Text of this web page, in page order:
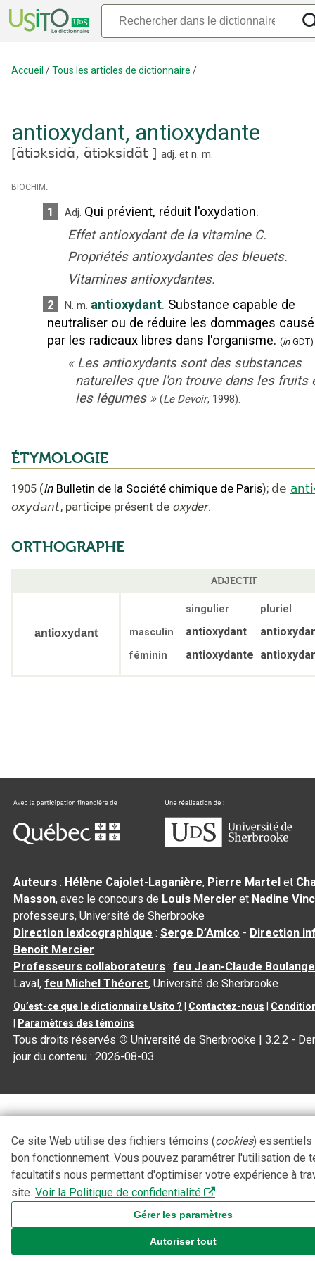
Accueil /Tous les articles de dictionnaire /
antioxydant, antioxydante
[ɑ̃tiɔksidɑ̃, ɑ̃tiɔksidɑ̃t ] adj. et n. m.
biochim.
1
Adj. Qui prévient, réduit l'oxydation.
Effet antioxydant de la vitamine C.
Propriétés antioxydantes des bleuets.
Vitamines antioxydantes.
2 N. m. antioxydant. Substance capable de
neutraliser ou de réduire les dommages
par les radicaux libres dans l'organisme. (in GDT)
« Les antioxydants sont des substances
naturelles que l'on trouve dans les fruits
les légumes » (Le Devoir, 1998).
ÉTYMOLOGIE
1905 (in Bulletin de la Société chimique de Paris); de
oxydant, participe présent de oxyder.
ORTHOGRAPHE
ADJECTIF
antioxydant
singulier
pluriel
masculin
antioxydant
féminin antioxydante
Auteurs : Hélène Cajolet-Laganière, Pierre Martel et
Masson, avec le concours de Louis Mercier et Nadine
professeurs, Université de Sherbrooke
Direction lexicographique :Serge D’Amico - Direction
Benoit Mercier
Professeurs collaborateurs :feu Jean-Claude
Laval,feu Michel Théoret, Université de Sherbrooke
Qu’est-ce que le dictionnaire Usito ? | Contactez-nous |
| Paramètres des témoins
Tous droits réservés © Université de Sherbrooke |3.2.2 -
jour du contenu :2026-08-03
Ce site Web utilise des fichiers témoins (cookies) essentiels
bon fonctionnement. Vous pouvez paramétrer l'utilisation de
facultatifs nous permettant d'optimiser votre expérience à
site. Voir la Politique de confidentialité
Gérer les paramètres
Autoriser tout